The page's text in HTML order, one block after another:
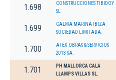
1.698
CONSTRUCCIONES TIBIDOY
SL
1.699
CALMA MARINA IBIZA
SOCIEDAD LIMITADA.
1.700
AFEX OBRAS & SERVICIOS
2013 SA.
1.701
PH MALLORCA CALA
LLAMPS VILLAS SL.